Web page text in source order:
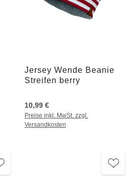
Jersey Wende Beanie
Streifen berry
10,99 €
Preise inkl. MwSt. zzgl.
Versandkosten